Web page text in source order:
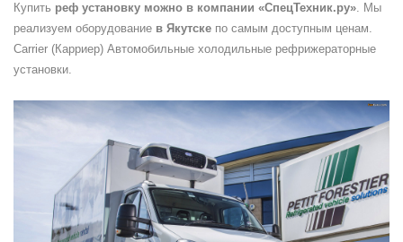
Купить реф установку можно в компании «СпецТехник.ру». Мы
реализуем оборудование в Якутске по самым доступным ценам.
Carrier (Карриер) Автомобильные холодильные рефрижераторные
установки.